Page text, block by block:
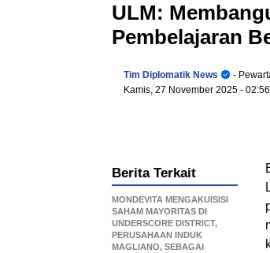
ULM:
Pembelajaran
Tim Diplomatik News
-
Kamis, 27 November 2025 -
Berita Terkait
MONDEVITA MENGAKUISISI
SAHAM MAYORITAS DI
UNDERSCORE DISTRICT,
PERUSAHAAN INDUK
MAGLIANO, SEBAGAI